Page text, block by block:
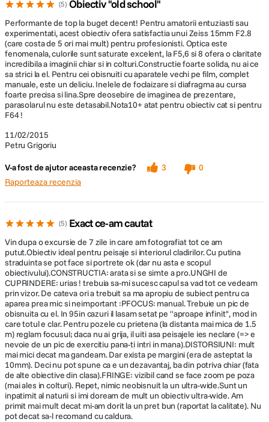
5 Obiectiv ''old school''
11/02/2015
Petru Grigoriu
Performante de top la buget decent! Pentru amatorii entuziasti sau
experimentati, acest obiectiv ofera satisfactia unui Zeiss 15mm F2.8
(care costa de 5 ori mai mult) pentru profesionisti. Optica este
fenomenala, culorile sunt saturate excelent, la F5,6 si 8 ofera o claritate
incredibila a imaginii chiar si in colturi.Constructie foarte solida, nu ai ce
sa strici la el. Pentru cei obisnuiti cu aparatele vechi pe film, complet
manuale, este un deliciu. Inelele de foclaizare si diafragma au cursa
foarte precisa si lina.Spre deosebire de imaginea de prezentare,
parasolarul nu este detasabil.Nota10+ atat pentru obiectiv cat si pentru
F64 !
V-a fost de ajutor aceasta recenzie? 3
0
Raporteaza recenzia
5 Exact ce-am cautat
Vin dupa o excursie de 7 zile in care am fotografiat tot ce am
putut.Obiectiv ideal pentru peisaje si interiorul cladirilor. Cu putina
straduinta se pot face si portrete ok (dar nu asta e scopul
obiectivului).CONSTRUCTIA: arata si se simte a pro.UNGHI de
CUPRINDERE: urias ! trebuia sa-mi sucesc capul sa vad tot ce vedeam
prin vizor. De cateva ori a trebuit sa ma apropiu de subiect pentru ca
aparea prea mic si neimportant :PFOCUS: manual. Trebuie un pic de
obisnuita cu el. In 95in cazuri il lasam setat pe ''aproape infinit'', mod in
care totul e clar. Pentru pozele cu prietena (la distanta mai mica de 1.5
m) reglam focusul; daca nu ai grija, il uiti asa peisajele ies neclare (=> e
nevoie de un pic de exercitiu pana-ti intri in mana).DISTORSIUNI: mult
mai mici decat ma gandeam. Dar exista pe margini (era de asteptat la
10mm). Deci nu pot spune ca e un dezavantaj, ba din potriva chiar (fata
de alte obiective din clasa).FRINGE: vizibil cand se face zoom pe poza
(mai ales in colturi). Repet, nimic neobisnuit la un ultra-wide.Sunt un
inpatimit al naturii si imi doream de mult un obiectiv ultra-wide. Am
primit mai mult decat mi-am dorit la un pret bun (raportat la calitate). Nu
pot decat sa-l recomand cu caldura.